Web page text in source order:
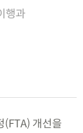
행과
(FTA) 개선을